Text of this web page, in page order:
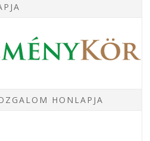
HONLAPJA